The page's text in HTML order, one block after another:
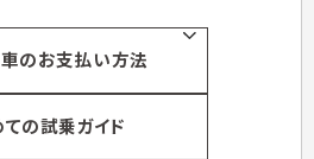
のお支払い方法
の試乗ガイド